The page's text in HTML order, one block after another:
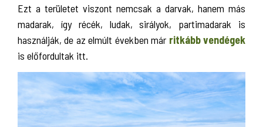
Ezt a területet viszont nemcsak a darvak, hanem más
madarak, így récék, ludak, sirályok, partimadarak is
használják, de az elmúlt években már ritkább vendégek
is előfordultak itt.